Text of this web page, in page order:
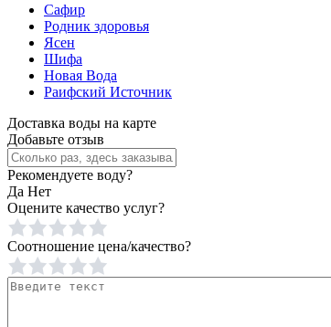
Сафир
Родник здоровья
Ясен
Шифа
Новая Вода
Раифский Источник
Доставка воды на карте
Добавьте отзыв
Рекомендуете воду?
Да Нет
Оцените качество услуг?
Соотношение цена/качество?